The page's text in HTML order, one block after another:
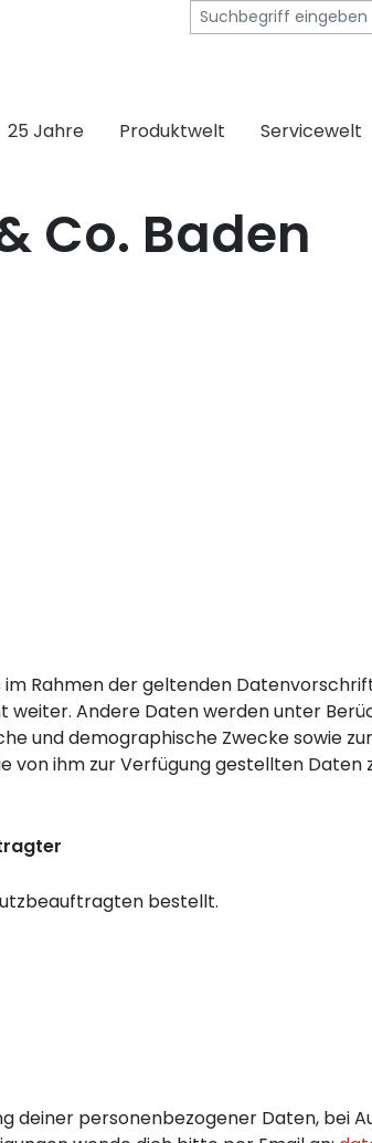
25 Jahre Produktwelt Servicewelt
Co. Baden
Rahmen der geltenden
Andere Daten werden unter
und demographische Zwecke sowie
von ihm zur Verfügung gestellten
bestellt.
deiner personenbezogener Daten, bei